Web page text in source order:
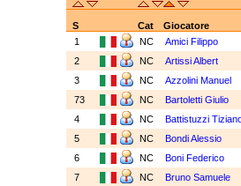
S
Cat Giocatore
1
NC Amici Filippo
2
NC Artissi Albert
3
NC Azzolini Manuel
73
NC Bartoletti Giulio
4
NC Battistuzzi
5
NC Bondi Alessio
6
NC Boni Federico
7
NC Bruno Samuele